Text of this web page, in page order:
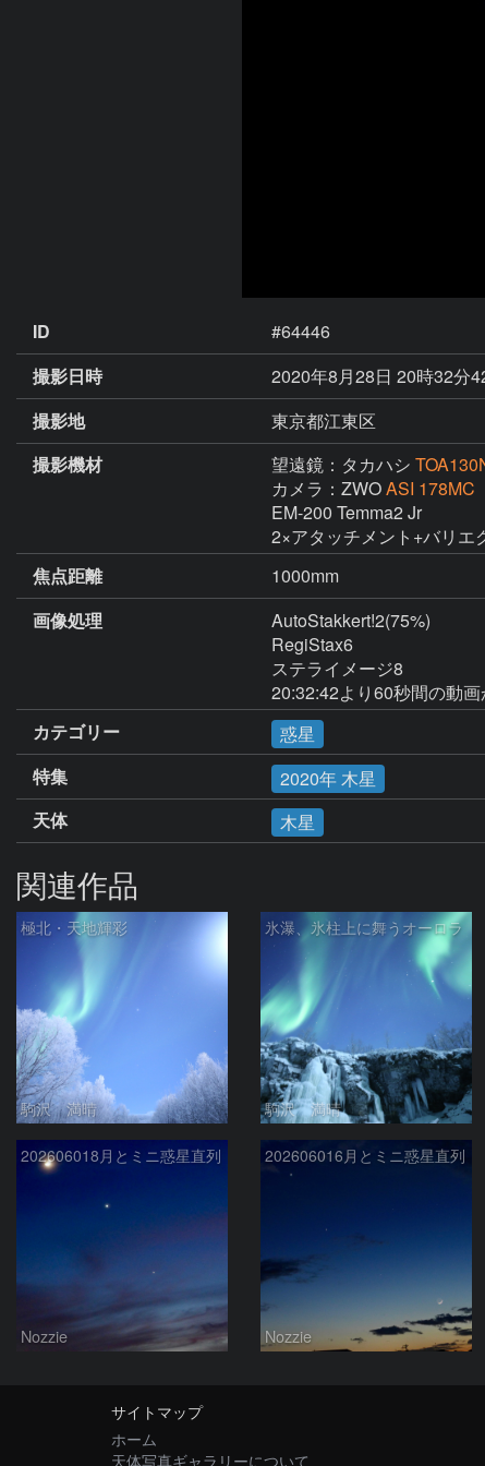
ID
#64446
撮影日時
2020年8月28日 20時32分
撮影地
東京都江東区
撮影機材
望遠鏡：タカハシ
カメラ：ZWOASI 178MC
EM-200 Temma2 Jr
2×アタッチメント+バリエ
焦点距離
1000mm
画像処理
AutoStakkert!2(75%)
RegiStax6
ステライメージ8
20:32:42より60秒間の動
カテゴリー
惑星
特集
2020年 木星
天体
木星
関連作品
極北・天地輝彩
駒沢 満晴
氷瀑、氷柱上に舞うオーロラ
駒沢 満晴
202606018月とミニ惑星直列
Nozzie
202606016月とミニ惑星直列
Nozzie
サイトマップ
ホーム
天体写真ギャラリーについて